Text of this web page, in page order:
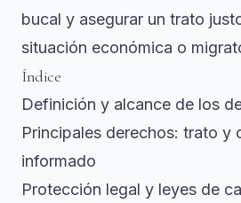
bucal y asegurar un trato
situación económica o
Índice
Definición y alcance de los
Principales derechos: trato y
informado
Protección legal y leyes de